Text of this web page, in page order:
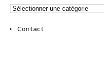
Contact